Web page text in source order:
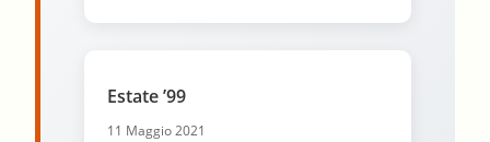
Estate ’99
11 Maggio 2021